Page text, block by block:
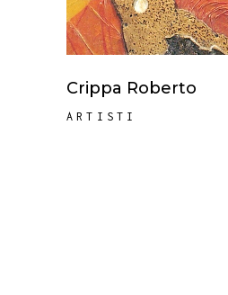
Crippa Roberto
ARTISTI